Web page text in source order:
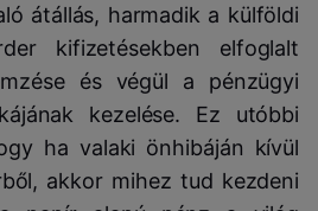
átállás, harmadik a külföldi
kifizetésekben elfoglalt
és végül a pénzügyi
kezelése. Ez utóbbi
ha valaki önhibáján kívül
akkor mihez tud kezdeni